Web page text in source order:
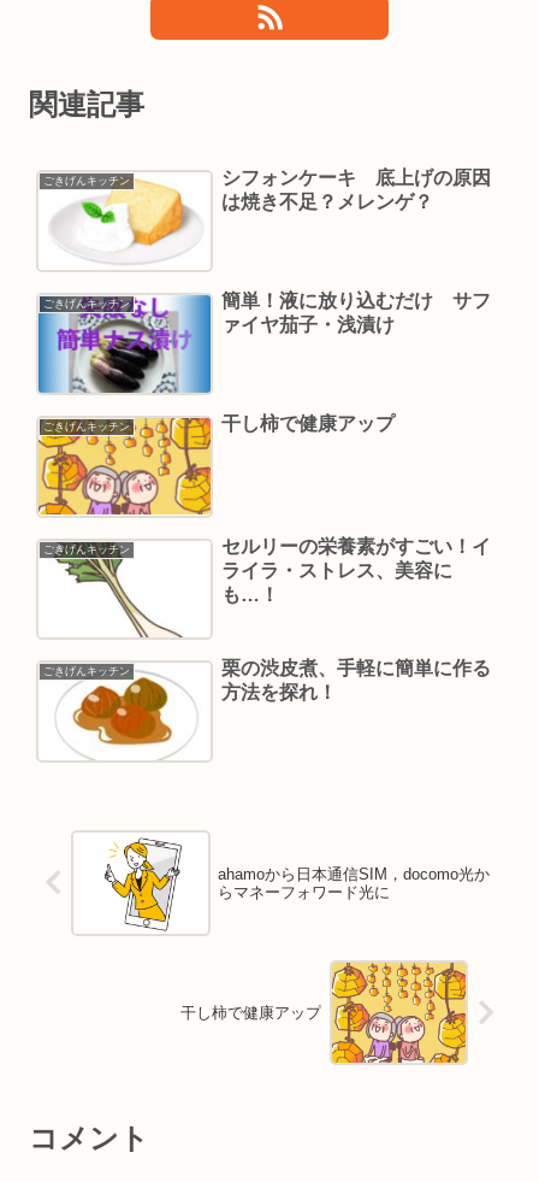
関連記事
ごきげんキッチン
シフォンケーキ 底上げの原因
は焼き不足？メレンゲ？
ごきげんキッチン
簡単！液に放り込むだけ サフ
ァイヤ茄子・浅漬け
ごきげんキッチン 干し柿で健康アップ
ごきげんキッチン
セルリーの栄養素がすごい！イ
ライラ・ストレス、美容に
も…！
ごきげんキッチン
栗の渋皮煮、手軽に簡単に作る
方法を探れ！
ahamoから日本通信SIM，docomo光か
らマネーフォワード光に
干し柿で健康アップ
コメント